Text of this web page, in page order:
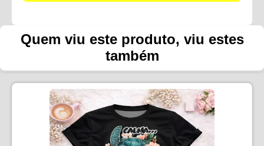
Quem viu este produto, viu estes
também